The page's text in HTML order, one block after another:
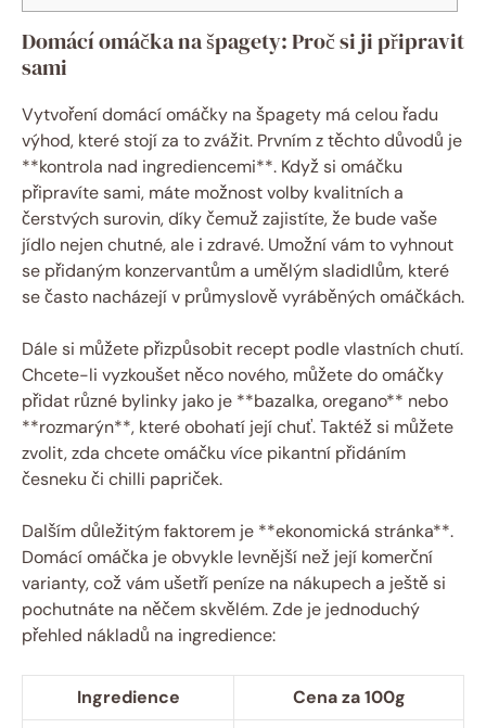
Domácí omáčka na špagety: Proč si ji připravit
sami
Vytvoření domácí omáčky na špagety má celou řadu
výhod, které stojí za to zvážit. Prvním z těchto důvodů je
**kontrola nad ingrediencemi**. Když si omáčku
připravíte sami, máte možnost volby kvalitních a
čerstvých surovin, díky čemuž zajistíte, že bude vaše
jídlo nejen chutné, ale i zdravé. Umožní vám to vyhnout
se přidaným konzervantům a umělým sladidlům, které
se často nacházejí v průmyslově vyráběných omáčkách.
Dále si můžete přizpůsobit recept podle vlastních chutí.
Chcete-li vyzkoušet něco nového, můžete do omáčky
přidat různé bylinky jako je **bazalka, oregano** nebo
**rozmarýn**, které obohatí její chuť. Taktéž si můžete
zvolit, zda chcete omáčku více pikantní přidáním
česneku či chilli papriček.
Dalším důležitým faktorem je **ekonomická stránka**.
Domácí omáčka je obvykle levnější než její komerční
varianty, což vám ušetří peníze na nákupech a ještě si
pochutnáte na něčem skvělém. Zde je jednoduchý
přehled nákladů na ingredience:
Ingredience
Cena za 100g